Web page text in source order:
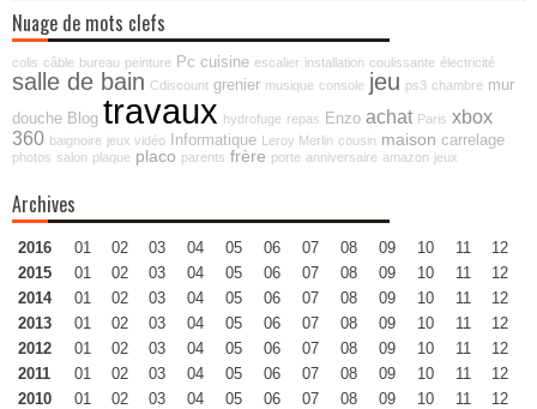
Nuage de mots clefs
colis câble bureau peinture Pc cuisine escalier installation coulissante électricité
salle de bain Cdiscount grenier musique console jeu ps3 chambre mur
douche Blog travaux hydrofuge repas Enzo achat Paris xbox
360 baignoire jeux vidéo Informatique Leroy Merlin cousin maison carrelage
photos salon plaque placo parents frère porte anniversaire amazon jeux
Archives
2016 01 02 03 04 05 06 07 08 09 10 11
12
2015
01 02 03 04 05 06 07 08 09 10 11
12
2014
01 02 03 04 05 06 07 08 09 10 11
12
2013
01 02 03 04 05 06 07 08 09 10 11
12
2012
01 02 03 04 05 06 07 08 09 10 11
12
2011
01 02 03 04 05 06 07 08 09 10 11
12
2010
01 02 03 04 05 06 07 08 09 10 11
12